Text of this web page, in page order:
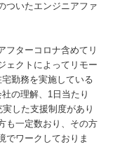
ついたエンジニアファ
フターコロナ含めてリ
ェクトによってリモー
勤務を実施している
の理解、1日当たり
した支援制度があり
も一定数おり、その方
でワークしておりま